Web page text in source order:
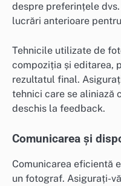
despre preferințele
lucrări anterioare
Tehnicile utilizate de
compoziția și editarea,
rezultatul final.
tehnici care se aliniază
deschis la feedback.
Comunicarea și
Comunicarea eficientă
un fotograf. Asigurați-